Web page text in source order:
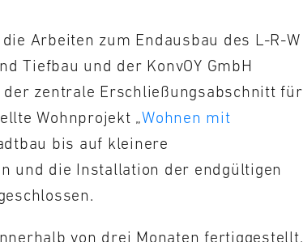
Arbeiten zum Endausbau des L-R-W
Tiefbau und der KonvOY GmbH
der zentrale Erschließungsabschnitt für
Wohnprojekt „Wohnen mit
bis auf kleinere
und die Installation der endgültigen
von drei Monaten fertiggestellt,